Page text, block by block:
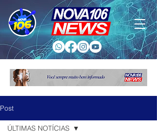
Post
ÚLTIMAS NOTÍCIAS